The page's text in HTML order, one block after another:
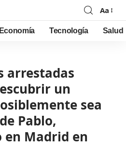
Font
Resizer
Aa
Economía Tecnología Salud
arrestadas
un
sea
Pablo,
en Madrid en